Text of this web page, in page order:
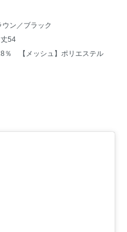
ン／ブラック
54
％ 【メッシュ】ポリエステル